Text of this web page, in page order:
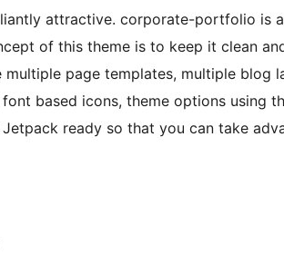
attractive. corporate-portfolio is
of this theme is to keep it clean
page templates, multiple blog
based icons, theme options using
ready so that you can take